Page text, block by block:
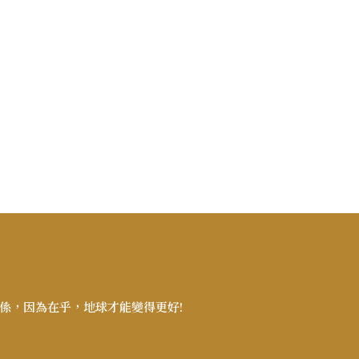
，因為在乎，地球才能變得更好!